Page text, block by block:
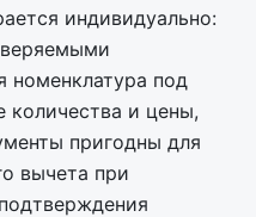
индивидуально:
номенклатура под
количества и цены,
пригодны для
вычета при